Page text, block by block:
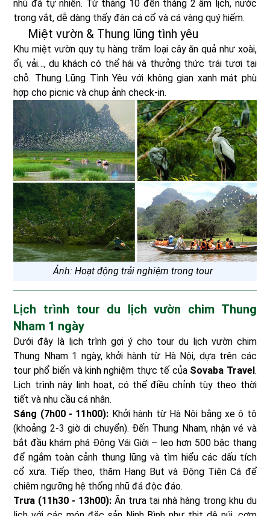
nhũ đá tự nhiên. Từ tháng 10 đến tháng 2 âm lịch, nước
trong vắt, dễ dàng thấy đàn cá cổ và cá vàng quý hiếm.
Miệt vườn & Thung lũng tình yêu
Khu miệt vườn quy tụ hàng trăm loại cây ăn quả như xoài,
ổi, vải…, du khách có thể hái và thưởng thức trái tươi tại
chỗ. Thung Lũng Tình Yêu với không gian xanh mát phù
hợp cho picnic và chụp ảnh check-in.
Ảnh: Hoạt động trải nghiệm trong tour
Lịch trình tour du lịch vườn chim Thung
Nham 1 ngày
Dưới đây là lịch trình gợi ý cho tour du lịch vườn chim
Thung Nham 1 ngày, khởi hành từ Hà Nội, dựa trên các
tour phổ biến và kinh nghiệm thực tế của Sovaba Travel .
Lịch trình này linh hoạt, có thể điều chỉnh tùy theo thời
tiết và nhu cầu cá nhân.
Sáng (7h00 - 11h00): Khởi hành từ Hà Nội bằng xe ô tô
(khoảng 2-3 giờ di chuyển). Đến Thung Nham, nhận vé và
bắt đầu khám phá Động Vái Giời – leo hơn 500 bậc thang
để ngắm toàn cảnh thung lũng và tìm hiểu các dấu tích
cổ xưa. Tiếp theo, thăm Hang Bụt và Động Tiên Cá để
chiêm ngưỡng hệ thống nhũ đá độc đáo.
Trưa (11h30 - 13h00):Ăn trưa tại nhà hàng trong khu du